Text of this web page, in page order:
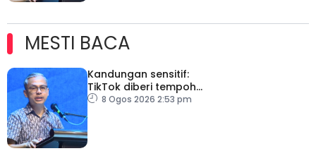
MESTI BACA
Kandungan sensitif:
TikTok diberi tempoh
perkukuh sistem
8 Ogos 2026 2:53 pm